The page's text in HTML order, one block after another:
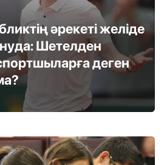
әрекеті желіде
Шетелден
деген